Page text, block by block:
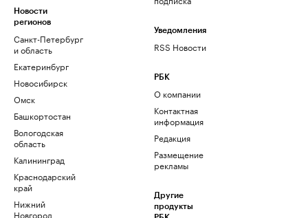
Новости
регионов
Санкт-Петербург
и область
Екатеринбург
Новосибирск
Омск
Башкортостан
Вологодская
область
Калининград
Краснодарский
край
Нижний
Новгород
Уведомления
RSS Новости
РБК
О компании
Контактная
информация
Редакция
Размещение
рекламы
Другие
продукты